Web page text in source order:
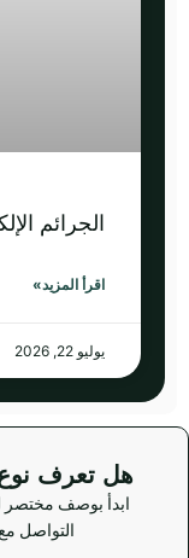
الجرائم
اقرأ المزيد»
يوليو 22, 2026
هل تعرف نوع
ابدأ بوصف مختصر
التواصل